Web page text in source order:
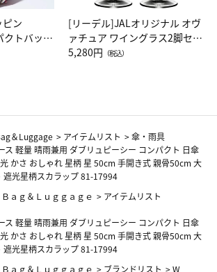
ン
トバッグ
（LC）ス
[リーデル]JALオリジナル オヴ
ァチュア ワイングラス2脚セッ
ト（レッドワイン）
5,280円 （税込）
＆Luggage > アイテムリスト >傘・雨具
ス 軽量 晴雨兼用 ダブリュピーシー コンパクト 日傘
かさ おしゃれ 星柄 星 50cm 手開き式 親骨50cm 大
遮光星柄スカラップ 81-17994
ａｇ＆Ｌｕｇｇａｇｅ > アイテムリスト
ス 軽量 晴雨兼用 ダブリュピーシー コンパクト 日傘
かさ おしゃれ 星柄 星 50cm 手開き式 親骨50cm 大
遮光星柄スカラップ 81-17994
ａｇ＆Ｌｕｇｇａｇｅ > ブランドリスト >W